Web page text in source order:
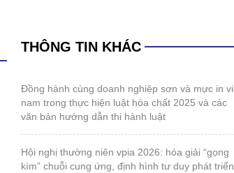
THÔNG TIN KHÁC
đồng hành cùng doanh nghiệp sơn và mực in việt
nam trong thực hiện luật hóa chất 2025 và các
văn bản hướng dẫn thi hành luật
hội nghị thường niên vpia 2026: hóa giải “gọng
kìm” chuỗi cung ứng, định hình tư duy phát triển